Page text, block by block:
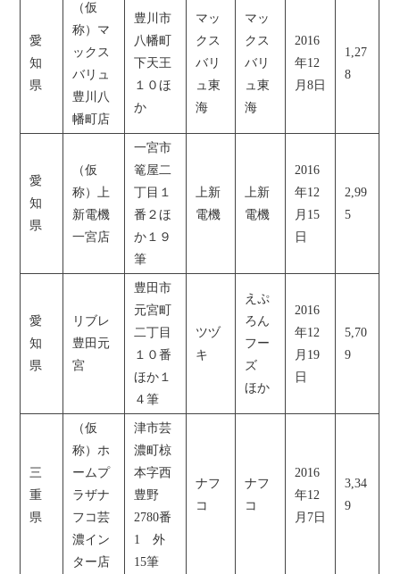
愛
知
県
（仮
称）マ
ックス
バリュ
豊川八
幡町店
豊川市
八幡町
下天王
１０ほ
か
マッ
クス
バリ
ュ東
海
マッ
クス
バリ
ュ東
海
2016
年12
月8日
1,27
8
愛
知
県
（仮
称）上
新電機
一宮店
一宮市
篭屋二
丁目１
番２ほ
か１９
筆
上新
電機
上新
電機
2016
年12
月15
日
2,99
5
愛
知
県
リブレ
豊田元
宮
豊田市
元宮町
二丁目
１０番
ほか１
４筆
ツヅ
キ
えぷ
ろん
フー
ズ
ほか
2016
年12
月19
日
5,70
9
三
重
県
（仮
称）ホ
ームプ
ラザナ
フコ芸
濃イン
ター店
津市芸
濃町椋
本字西
豊野
2780番
1 外
15筆
ナフ
コ
ナフ
コ
2016
年12
月7日
3,34
9